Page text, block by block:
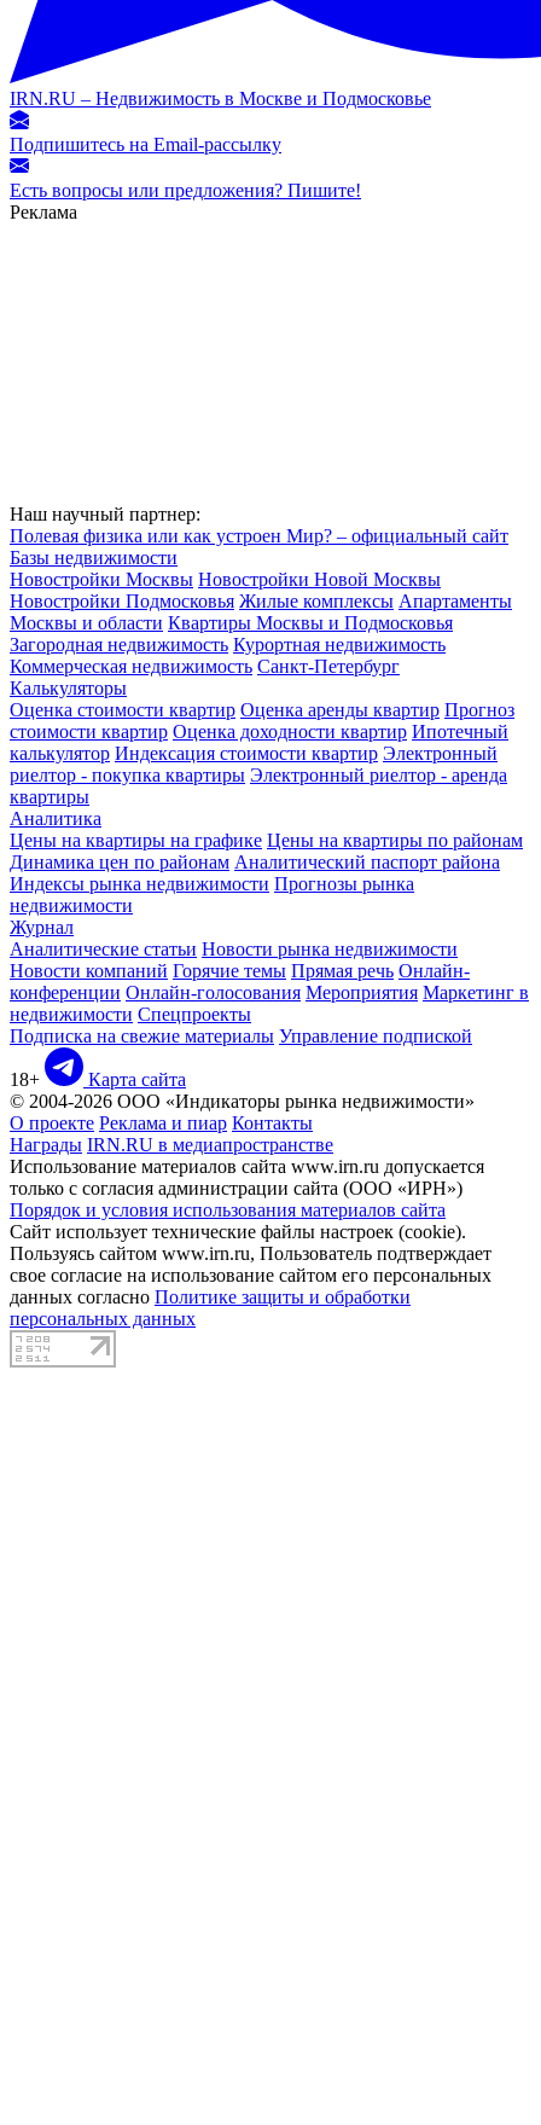
IRN.RU – Недвижимость в Москве и Подмосковье
Подпишитесь на Email-рассылку
Есть вопросы или предложения? Пишите!
Реклама
Наш научный партнер:
Полевая физика или как устроен Мир? – официальный сайт
Базы недвижимости
Новостройки Москвы Новостройки Новой Москвы
Новостройки Подмосковья Жилые комплексы Апартаменты
Москвы и области Квартиры Москвы и Подмосковья
Загородная недвижимость Курортная недвижимость
Коммерческая недвижимость Санкт-Петербург
Калькуляторы
Оценка стоимости квартир Оценка аренды квартир Прогноз
стоимости квартир Оценка доходности квартир Ипотечный
калькулятор Индексация стоимости квартир Электронный
риелтор - покупка квартиры Электронный риелтор - аренда
квартиры
Аналитика
Цены на квартиры на графике Цены на квартиры по районам
Динамика цен по районам Аналитический паспорт района
Индексы рынка недвижимости Прогнозы рынка
недвижимости
Журнал
Аналитические статьи Новости рынка недвижимости
Новости компаний Горячие темы Прямая речь Онлайн-
конференции Онлайн-голосования Мероприятия Маркетинг в
недвижимости Спецпроекты
Подписка на свежие материалы Управление подпиской
18+
Карта сайта
© 2004-2026 ООО «Индикаторы рынка недвижимости»
О проекте Реклама и пиар Контакты
Награды IRN.RU в медиапространстве
Использование материалов сайта www.irn.ru допускается
только с согласия администрации сайта (ООО «ИРН»)
Порядок и условия использования материалов сайта
Сайт использует технические файлы настроек (cookie).
Пользуясь сайтом www.irn.ru, Пользователь подтверждает
свое согласие на использование сайтом его персональных
данных согласно Политике защиты и обработки
персональных данных